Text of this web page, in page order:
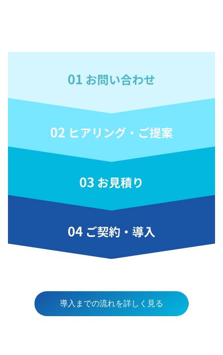
導入までの流れを詳しく見る